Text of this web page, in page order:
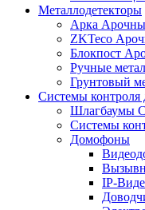
Металлодетекторы
Арка
ZKTeco
Блокпост
Ручные
Грунтовый
Системы
Шлагбаумы
Системы
Домофоны
IP-